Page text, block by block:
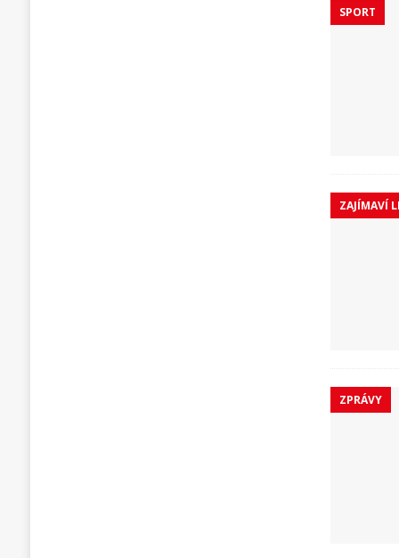
SPORT
ZAJÍMAVÍ
ZPRÁVY